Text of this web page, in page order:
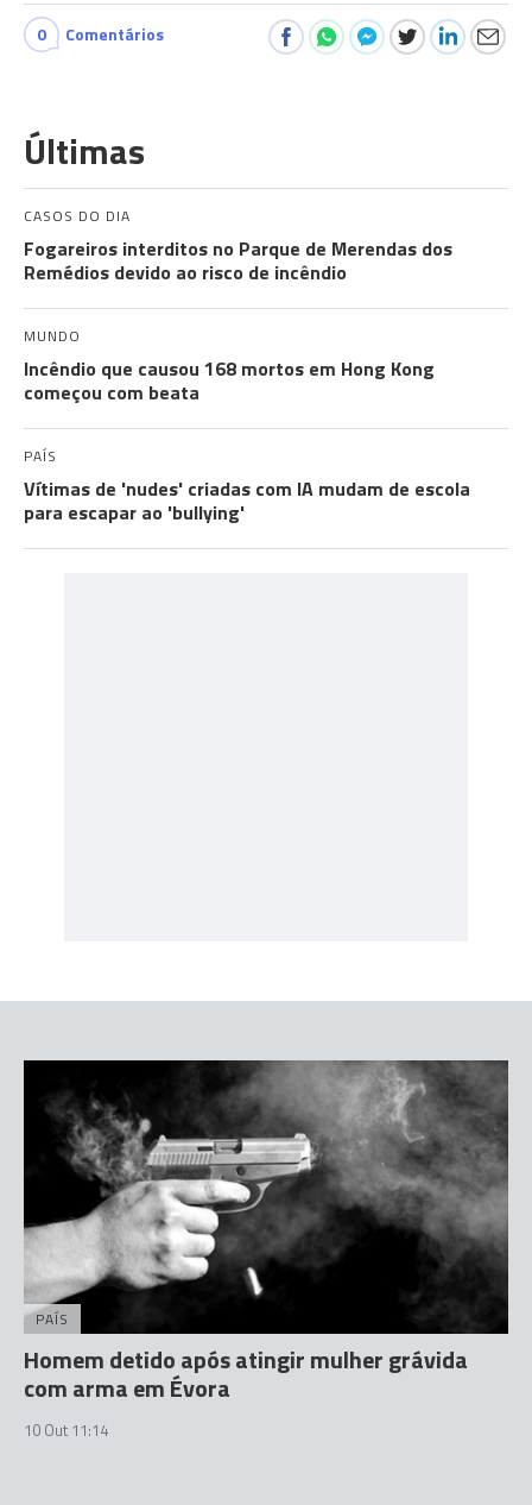
0 Comentários
Últimas
CASOS DO DIA
Fogareiros interditos no Parque de Merendas dos
Remédios devido ao risco de incêndio
MUNDO
Incêndio que causou 168 mortos em Hong Kong
começou com beata
PAÍS
Vítimas de 'nudes' criadas com IA mudam de escola
para escapar ao 'bullying'
PAÍS
Homem detido após atingir mulher grávida
com arma em Évora
10 Out 11:14